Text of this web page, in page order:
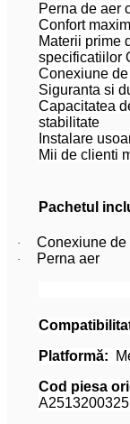
Perna de aer
Confort
Materii prime
specificatiilor
Conexiune
Siguranta si
Capacitatea
stabilitate
Instalare
Mii de clienti
Pachetul
· Conexiune de
· Perna aer
Platformă:
Cod piesa